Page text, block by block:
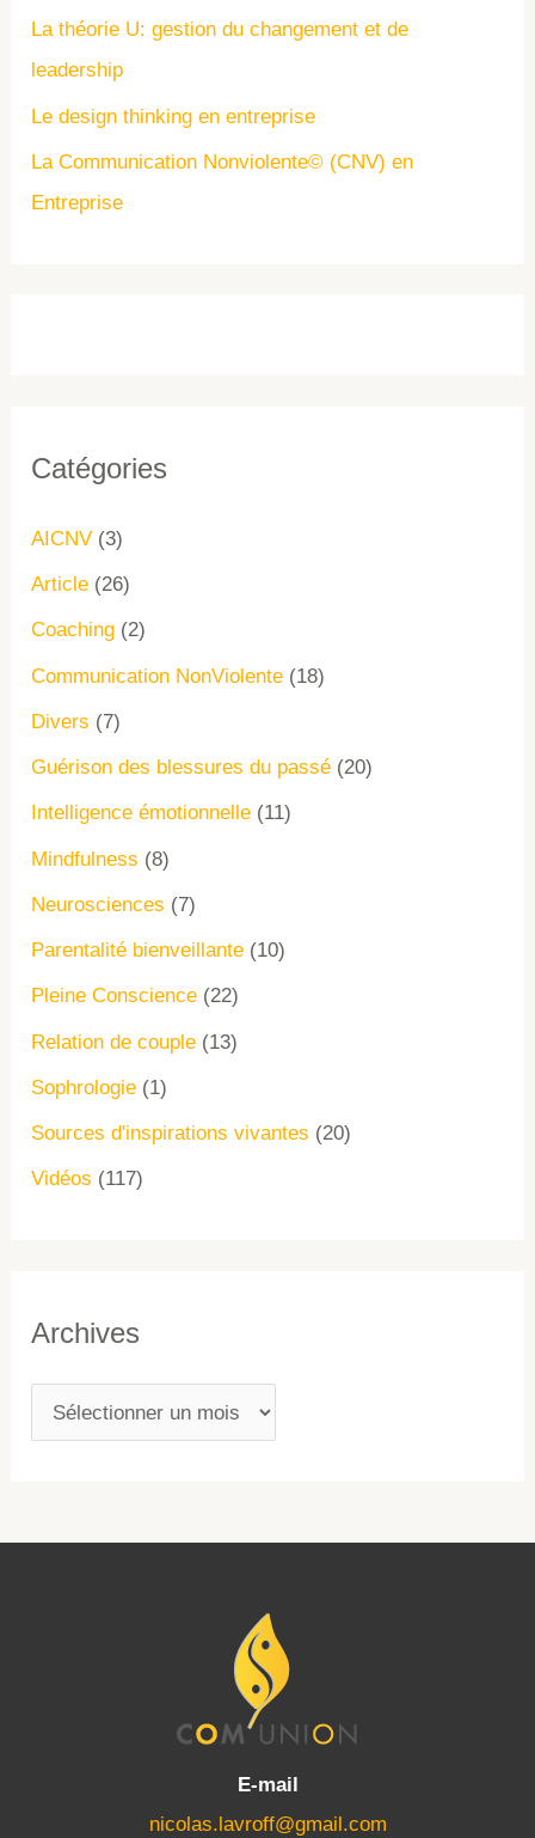
La théorie U: gestion du changement et de
leadership
Le design thinking en entreprise
La Communication Nonviolente© (CNV) en
Entreprise
Catégories
AICNV (3)
Article (26)
Coaching (2)
Communication NonViolente (18)
Divers (7)
Guérison des blessures du passé (20)
Intelligence émotionnelle (11)
Mindfulness (8)
Neurosciences (7)
Parentalité bienveillante (10)
Pleine Conscience (22)
Relation de couple (13)
Sophrologie (1)
Sources d'inspirations vivantes (20)
Vidéos (117)
Archives
E-mail
nicolas.lavroff@gmail.com